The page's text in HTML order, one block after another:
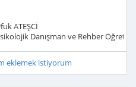
ATEŞCİ
Danışman ve Rehber
eklemek istiyorum